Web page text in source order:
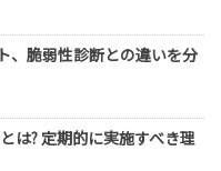
、脆弱性診断との違いを分
は? 定期的に実施すべき理